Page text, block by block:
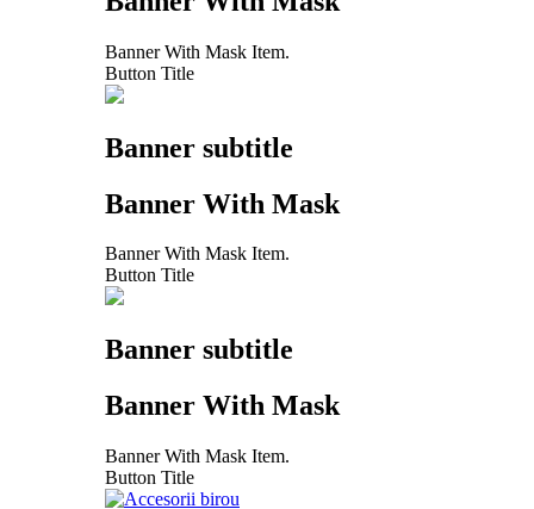
Banner With Mask Item.
Button Title
Banner subtitle
Banner With Mask
Banner With Mask Item.
Button Title
Banner subtitle
Banner With Mask
Banner With Mask Item.
Button Title